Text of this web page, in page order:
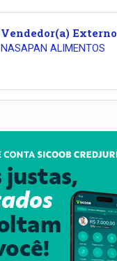
Vendedor(a) Externo
NASAPAN ALIMENTOS